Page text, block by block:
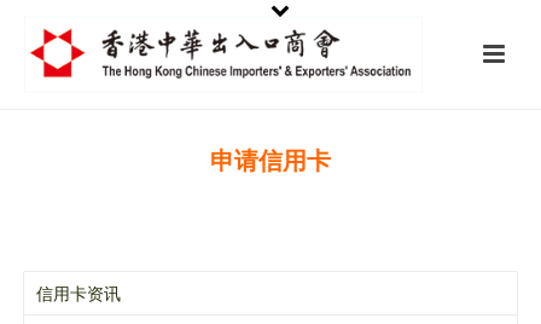
申请信用卡
信用卡资讯